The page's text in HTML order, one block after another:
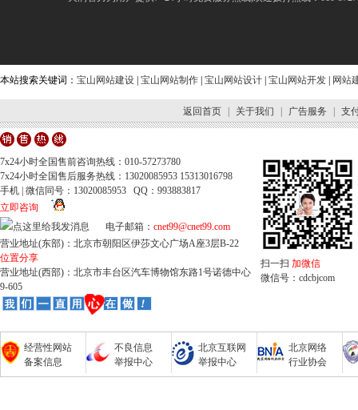
本站搜索关键词： 宝山网站建设 宝山网站制作 宝山网站设计 宝山网站开发 网站
返回首页 关于我们 广告服务 支
7x24小时全国售前咨询热线：010-57273780
7x24小时全国售后服务热线：13020085953 15313016798
手机 | 微信同号：13020085953 QQ：993883817
立即咨询
电子邮箱： cnet99@cnet99.com
营业地址(东部)：北京市朝阳区伊莎文心广场A座3层B-22
位置分享
营业地址(西部)：北京市丰台区汽车博物馆东路1号诺德中心
9-605
扫一扫 加微信
微信号：cdcbjcom
经营性网站
备案信息
不良信息
举报中心
北京互联网
举报中心
北京网络
行业协会